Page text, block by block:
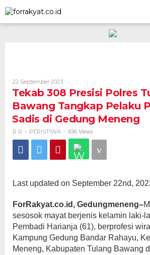
to
content
22 September 2023Oleh
R
R
Tekab 308 Presisi Polres
Bawang Tangkap Pelaku
Sadis di Gedung Meneng
R R - PERISTIWA - 936 Views
Last updated on September 22nd,
ForRakyat.co.id, Gedungmeneng–
sesosok mayat berjenis kelamin laki-
Pembadi Harianja (61), berprofesi
Kampung Gedung Bandar Rahayu,
Meneng, Kabupaten Tulang Bawang